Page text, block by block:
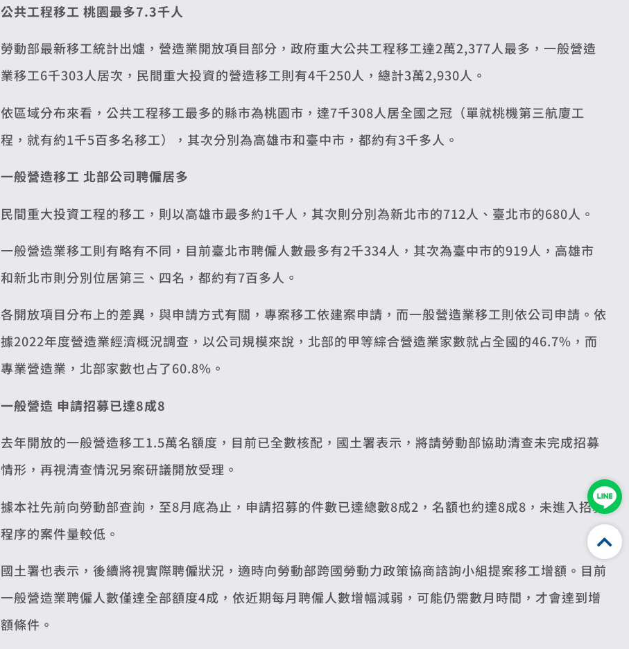
公共工程移工 桃園最多7.3千人
勞動部最新移工統計出爐，營造業開放項目部分，政府重大公共工程移工達2萬2,377人最多，一般營造
業移工6千303人居次，民間重大投資的營造移工則有4千250人，總計3萬2,930人。
依區域分布來看，公共工程移工最多的縣市為桃園市，達7千308人居全國之冠（單就桃機第三航廈工
程，就有約1千5百多名移工），其次分別為高雄市和臺中市，都約有3千多人。
一般營造移工 北部公司聘僱居多
民間重大投資工程的移工，則以高雄市最多約1千人，其次則分別為新北市的712人、臺北市的680人。
一般營造業移工則有略有不同，目前臺北市聘僱人數最多有2千334人，其次為臺中市的919人，高雄市
和新北市則分別位居第三、四名，都約有7百多人。
各開放項目分布上的差異，與申請方式有關，專案移工依建案申請，而一般營造業移工則依公司申請。依
據2022年度營造業經濟概況調查，以公司規模來說，北部的甲等綜合營造業家數就占全國的46.7%，而
專業營造業，北部家數也占了60.8%。
一般營造 申請招募已達8成8
去年開放的一般營造移工1.5萬名額度，目前已全數核配，國土署表示，將請勞動部協助清查未完成招募
情形，再視清查情況另案研議開放受理。
據本社先前向勞動部查詢，至8月底為止，申請招募的件數已達總數8成2，名額也約達8成8，未進入招募
程序的案件量較低。
國土署也表示，後續將視實際聘僱狀況，適時向勞動部跨國勞動力政策協商諮詢小組提案移工增額。目前
一般營造業聘僱人數僅達全部額度4成，依近期每月聘僱人數增幅減弱，可能仍需數月時間，才會達到增
額條件。